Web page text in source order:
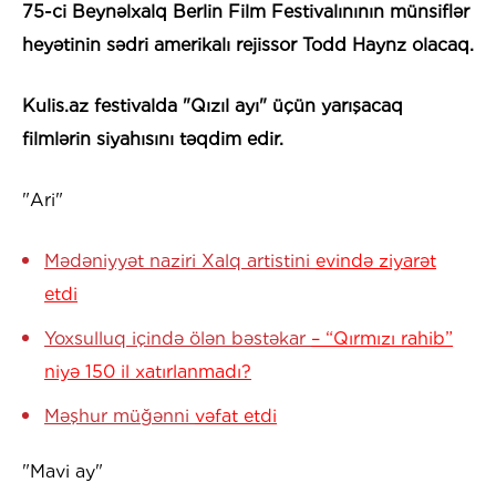
75-ci Beynəlxalq Berlin Film Festivalınının münsiflər
heyətinin sədri amerikalı rejissor Todd Haynz olacaq.
Kulis.az festivalda "Qızıl ayı" üçün yarışacaq
filmlərin siyahısını təqdim edir.
"Ari"
Mədəniyyət naziri Xalq artistini evində ziyarət
etdi
Yoxsulluq içində ölən bəstəkar – “Qırmızı rahib”
niyə 150 il xatırlanmadı?
Məşhur müğənni vəfat etdi
"Mavi ay"